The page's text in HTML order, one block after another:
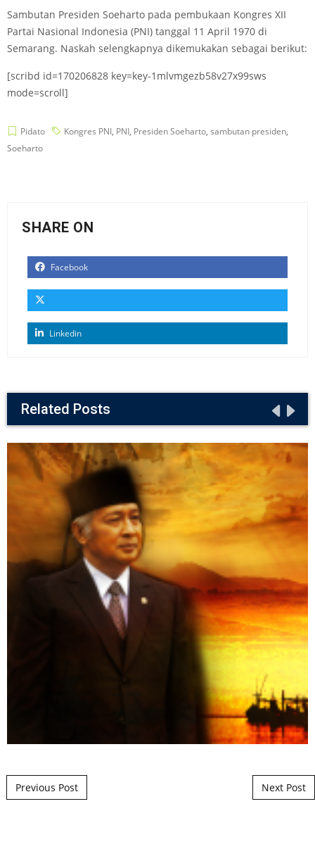
Sambutan Presiden Soeharto pada pembukaan Kongres XII
Partai Nasional Indonesia (PNI) tanggal 11 April 1970 di
Semarang. Naskah selengkapnya dikemukakan sebagai berikut:
[scribd id=170206828 key=key-1mlvmgezb58v27x99sws
mode=scroll]
Pidato Kongres PNI, PNI, Presiden Soeharto, sambutan presiden,
Soeharto
SHARE ON
Facebook
Linkedin
Related Posts
Post navigation
Previous Post Next Post